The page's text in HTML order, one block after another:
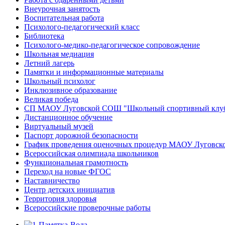
Внеурочная занятость
Воспитательная работа
Психолого-педагогический класс
Библиотека
Психолого-медико-педагогическое сопровождение
Школьная медиация
Летний лагерь
Памятки и информационные материалы
Школьный психолог
Инклюзивное образование
Великая победа
СП МАОУ Луговской СОШ "Школьный спортивный
Дистанционное обучение
Виртуальный музей
Паспорт дорожной безопасности
График проведения оценочных процедур МАОУ
Всероссийская олимпиада школьников
Функциональная грамотность
Переход на новые ФГОС
Наставничество
Центр детских инициатив
Территория здоровья
Всероссийские проверочные работы